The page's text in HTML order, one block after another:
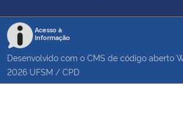
Acesso à
Informação
Desenvolvido com o CMS de código aberto
2026 UFSM / CPD